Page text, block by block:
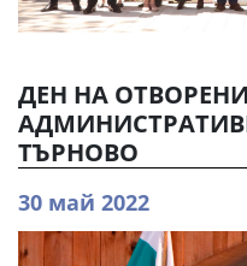
ДЕН НА
ТЪРНОВО
30 май 2022